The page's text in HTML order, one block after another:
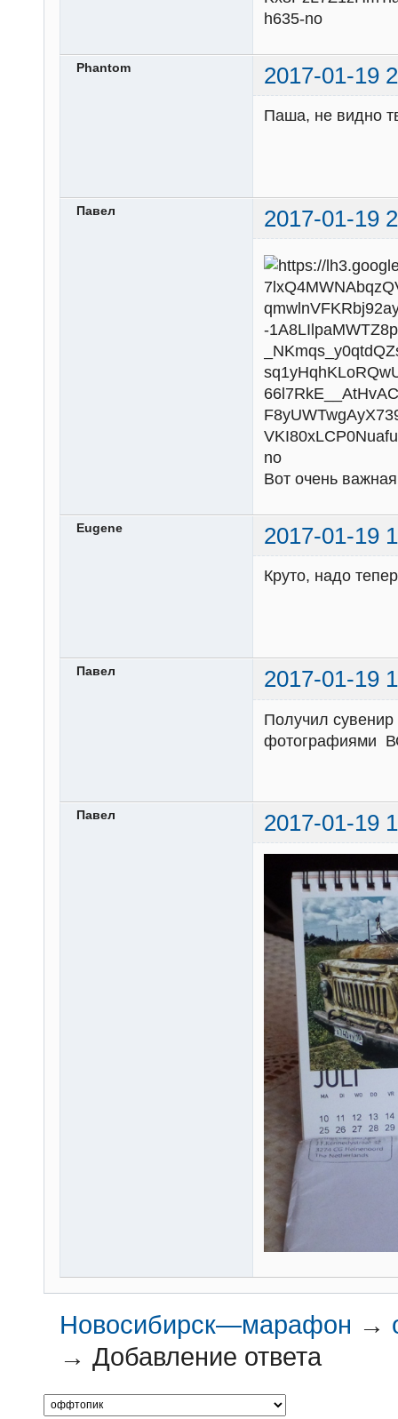
Phantom 2017-01-19
Паша, не видно
Павел 2017-01-19
Вот очень
Eugene 2017-01-19
Круто, надо
Павел 2017-01-19
Получил
фотографиями
Павел 2017-01-19
Новосибирск—марафон →
→Добавление ответа